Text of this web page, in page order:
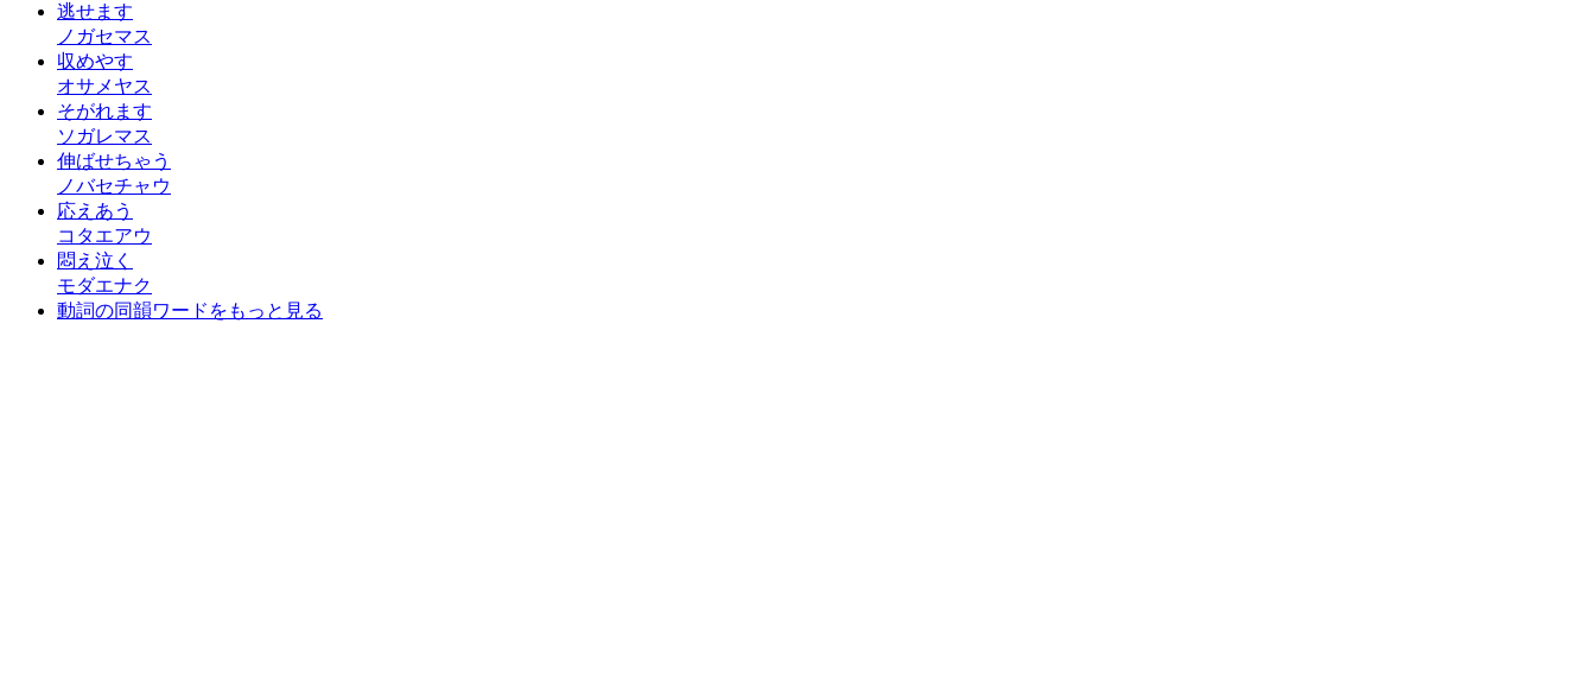
逃せます
ノガセマス
収めやす
オサメヤス
そがれます
ソガレマス
伸ばせちゃう
ノバセチャウ
応えあう
コタエアウ
悶え泣く
モダエナク
動詞の同韻ワードをもっと見る